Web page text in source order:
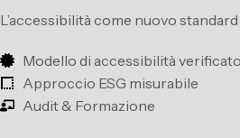
L’accessibilità come nuovo standard
Modello di accessibilità verificato
Approccio ESG misurabile
Audit & Formazione